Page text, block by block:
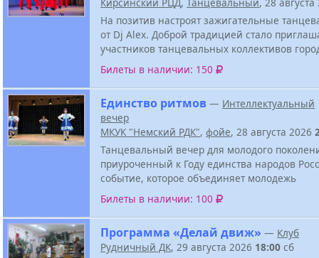
На позитив настроят зажигательные
от Dj Alex. Доброй традицией стало
участников танцевальных коллективов
Билеты в наличии: 150
Единство ритмов — Интеллектуальный
вечер
МКУК "Немский РДК", фойе, 28 августа 2026
Танцевальный вечер для молодого
приуроченный к Году единства народов
событие, которое объединяет молодежь
Билеты в наличии: 100
Программа «Делай движ» — Клуб
Рудничный ДК, 29 августа 2026 18:00 сб